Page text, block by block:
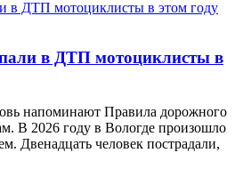
в ДТП мотоциклисты в
напоминают Правила дорожного
В 2026 году в Вологде произошло
Двенадцать человек пострадали,